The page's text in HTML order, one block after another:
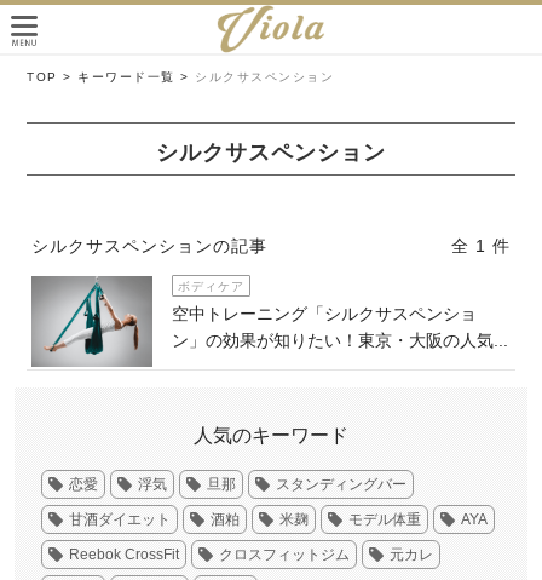
TOP > キーワード一覧 > シルクサスペンション
シルクサスペンション
シルクサスペンションの記事 全 1 件
ボディケア
空中トレーニング「シルクサスペンショ
ン」の効果が知りたい！東京・大阪の人気...
人気のキーワード
恋愛 浮気 旦那 スタンディングバー
甘酒ダイエット 酒粕 米麹 モデル体重 AYA
Reebok CrossFit クロスフィットジム 元カレ